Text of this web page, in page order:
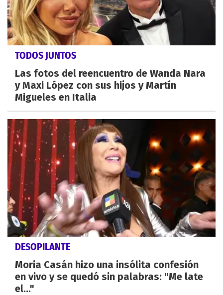
TODOS JUNTOS
Las fotos del reencuentro de Wanda Nara
y Maxi López con sus hijos y Martín
Migueles en Italia
DESOPILANTE
Moria Casán hizo una insólita confesión
en vivo y se quedó sin palabras: "Me late
el..."